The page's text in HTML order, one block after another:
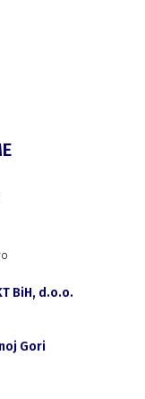
BiH, d.o.o.
Gori